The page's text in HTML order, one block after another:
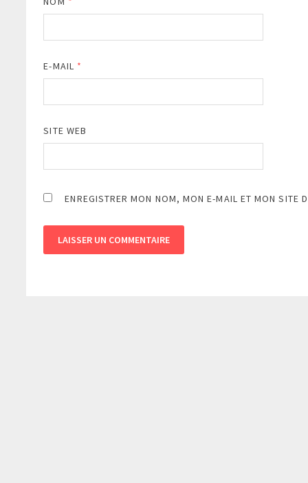
E-MAIL *
SITE WEB
ENREGISTRER MON NOM, MON E-MAIL ET MON SITE